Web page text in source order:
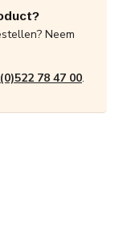
Neem
78 47 00.